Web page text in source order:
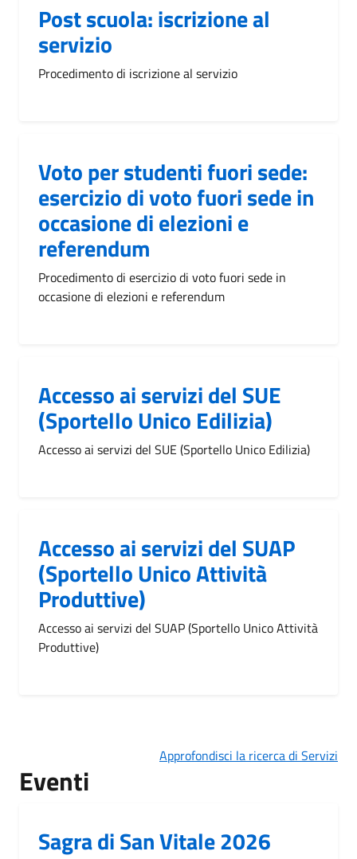
Post scuola: iscrizione al
servizio
Procedimento di iscrizione al servizio
Voto per studenti fuori sede:
esercizio di voto fuori sede in
occasione di elezioni e
referendum
Procedimento di esercizio di voto fuori sede in
occasione di elezioni e referendum
Accesso ai servizi del SUE
(Sportello Unico Edilizia)
Accesso ai servizi del SUE (Sportello Unico Edilizia)
Accesso ai servizi del SUAP
(Sportello Unico Attività
Produttive)
Accesso ai servizi del SUAP (Sportello Unico Attività
Produttive)
Approfondisci la ricerca di Servizi
Eventi
Sagra di San Vitale 2026